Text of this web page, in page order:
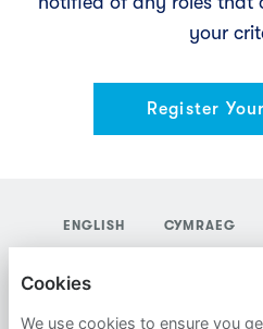
your
Register
ENGLISH CYMRAEG
PRIVACY POLICY
Cookies
We use cookies to ensure you